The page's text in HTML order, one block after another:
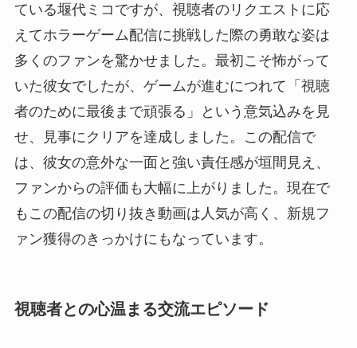
ている堰代ミコですが、視聴者のリクエストに応
えてホラーゲーム配信に挑戦した際の勇敢な姿は
多くのファンを驚かせました。最初こそ怖がって
いた彼女でしたが、ゲームが進むにつれて「視聴
者のために最後まで頑張る」という意気込みを見
せ、見事にクリアを達成しました。この配信で
は、彼女の意外な一面と強い責任感が垣間見え、
ファンからの評価も大幅に上がりました。現在で
もこの配信の切り抜き動画は人気が高く、新規フ
ァン獲得のきっかけにもなっています。
視聴者との心温まる交流エピソード